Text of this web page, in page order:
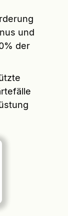
und
der